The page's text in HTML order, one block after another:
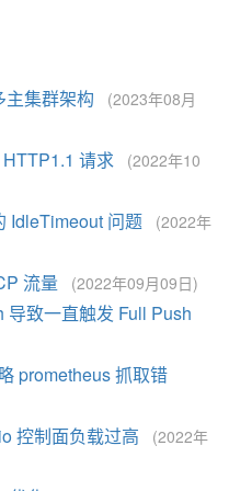
主集群架构
(2023年08月
请求
(2022年10
IdleTimeout 问题
(2022年
流量 (2022年09月09日)
导致一直触发 Full Push
prometheus 抓取错
控制面负载过高
(2022年